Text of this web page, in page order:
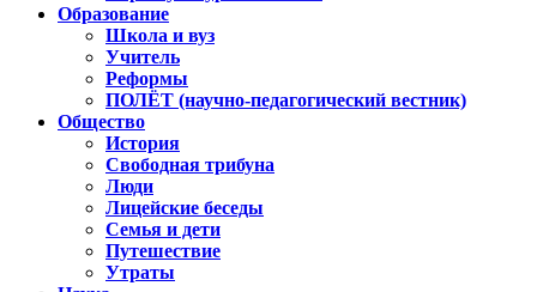
Образование
Школа и вуз
Учитель
Реформы
ПОЛЁТ (научно-педагогический вестник)
Общество
История
Свободная трибуна
Люди
Лицейские беседы
Семья и дети
Путешествие
Утраты